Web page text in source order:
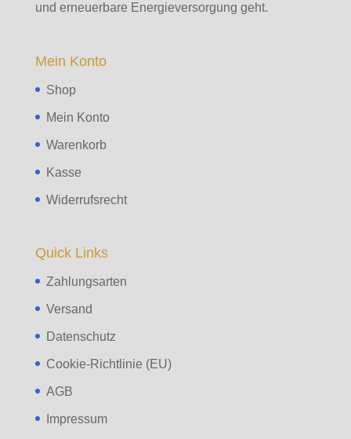
und erneuerbare Energieversorgung geht.
Mein Konto
Shop
Mein Konto
Warenkorb
Kasse
Widerrufsrecht
Quick Links
Zahlungsarten
Versand
Datenschutz
Cookie-Richtlinie (EU)
AGB
Impressum